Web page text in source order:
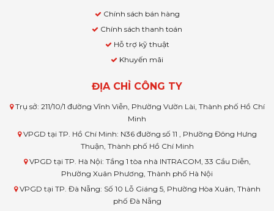
Chính sách bán hàng
Chính sách thanh toán
Hỗ trợ kỹ thuật
Khuyến mãi
ĐỊA CHỈ CÔNG TY
Trụ sở: 211/10/1 đường Vĩnh Viễn, Phường Vườn Lài, Thành phố Hồ Chí
Minh
VPGD tại TP. Hồ Chí Minh: N36 đường số 11 , Phường Đông Hưng
Thuận, Thành phố Hồ Chí Minh
VPGD tại TP. Hà Nội: Tầng 1 tòa nhà INTRACOM, 33 Cầu Diễn,
Phường Xuân Phương, Thành phố Hà Nội
VPGD tại TP. Đà Nẵng: Số 10 Lỗ Giáng 5, Phường Hòa Xuân, Thành
phố Đà Nẵng